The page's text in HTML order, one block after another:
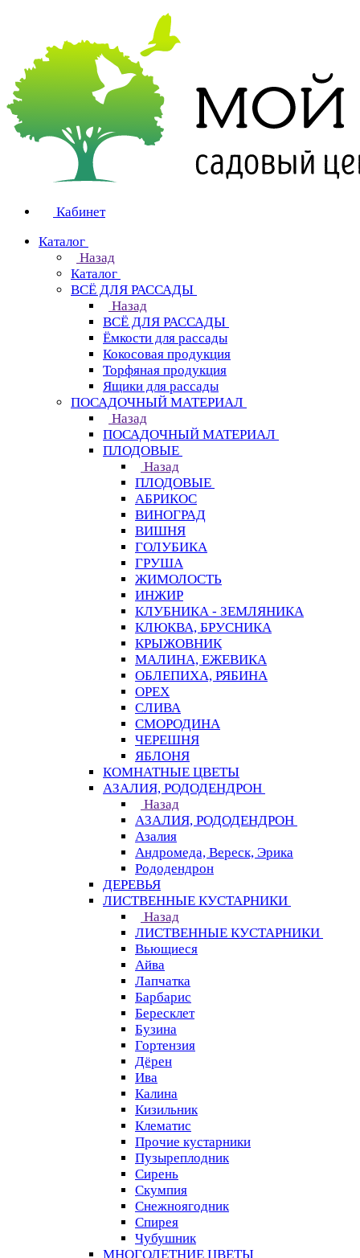
Кабинет
Каталог
Назад
Каталог
ВСЁ ДЛЯ РАССАДЫ
Назад
ВСЁ ДЛЯ РАССАДЫ
Ёмкости для рассады
Кокосовая продукция
Торфяная продукция
Ящики для рассады
ПОСАДОЧНЫЙ МАТЕРИАЛ
Назад
ПОСАДОЧНЫЙ МАТЕРИАЛ
ПЛОДОВЫЕ
Назад
ПЛОДОВЫЕ
АБРИКОС
ВИНОГРАД
ВИШНЯ
ГОЛУБИКА
ГРУША
ЖИМОЛОСТЬ
ИНЖИР
КЛУБНИКА - ЗЕМЛЯНИКА
КЛЮКВА, БРУСНИКА
КРЫЖОВНИК
МАЛИНА, ЕЖЕВИКА
ОБЛЕПИХА, РЯБИНА
ОРЕХ
СЛИВА
СМОРОДИНА
ЧЕРЕШНЯ
ЯБЛОНЯ
КОМНАТНЫЕ ЦВЕТЫ
АЗАЛИЯ, РОДОДЕНДРОН
Назад
АЗАЛИЯ, РОДОДЕНДРОН
Азалия
Андромеда, Вереск, Эрика
Рододендрон
ДЕРЕВЬЯ
ЛИСТВЕННЫЕ КУСТАРНИКИ
Назад
ЛИСТВЕННЫЕ КУСТАРНИКИ
Вьющиеся
Айва
Лапчатка
Барбарис
Бересклет
Бузина
Гортензия
Дёрен
Ива
Калина
Кизильник
Клематис
Прочие кустарники
Пузыреплодник
Сирень
Скумпия
Снежноягодник
Спирея
Чубушник
МНОГОЛЕТНИЕ ЦВЕТЫ